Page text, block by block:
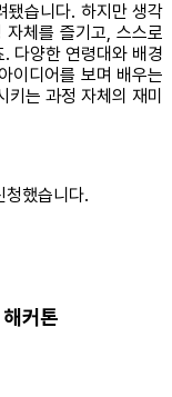
됐습니다. 하지만 생각
체를 즐기고, 스스로
다양한 연령대와 배경
이디어를 보며 배우는
는 과정 자체의 재미
청했습니다.
커톤